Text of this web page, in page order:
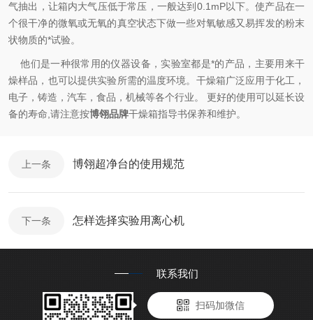
气抽出，让箱内大气压低于常压，一般达到0.1mP以下。使产品在一
个很干净的微氧或无氧的真空状态下做一些对氧敏感又易挥发的粉末
状物质的*试验。
他们是一种很常用的仪器设备，实验室都是*的产品，主要用来干
燥样品，也可以提供实验所需的温度环境。干燥箱广泛应用于化工，
电子，铸造，汽车，食品，机械等各个行业。 更好的使用可以延长设
备的寿命,请注意按博翎品牌干燥箱指导书保养和维护。
上一条 博翎超净台的使用规范
下一条 怎样选择实验用离心机
联系我们
扫码加微信